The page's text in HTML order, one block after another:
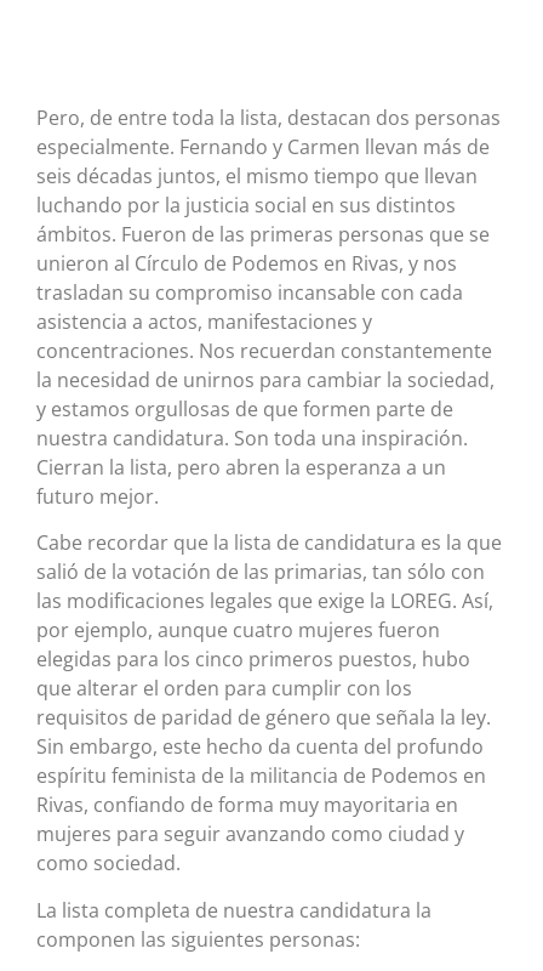
Pero, de entre toda la lista, destacan dos personas
especialmente. Fernando y Carmen llevan más de
seis décadas juntos, el mismo tiempo que llevan
luchando por la justicia social en sus distintos
ámbitos. Fueron de las primeras personas que se
unieron al Círculo de Podemos en Rivas, y nos
trasladan su compromiso incansable con cada
asistencia a actos, manifestaciones y
concentraciones. Nos recuerdan constantemente
la necesidad de unirnos para cambiar la sociedad,
y estamos orgullosas de que formen parte de
nuestra candidatura. Son toda una inspiración.
Cierran la lista, pero abren la esperanza a un
futuro mejor.
Cabe recordar que la lista de candidatura es la que
salió de la votación de las primarias, tan sólo con
las modificaciones legales que exige la LOREG. Así,
por ejemplo, aunque cuatro mujeres fueron
elegidas para los cinco primeros puestos, hubo
que alterar el orden para cumplir con los
requisitos de paridad de género que señala la ley.
Sin embargo, este hecho da cuenta del profundo
espíritu feminista de la militancia de Podemos en
Rivas, confiando de forma muy mayoritaria en
mujeres para seguir avanzando como ciudad y
como sociedad.
La lista completa de nuestra candidatura la
componen las siguientes personas: